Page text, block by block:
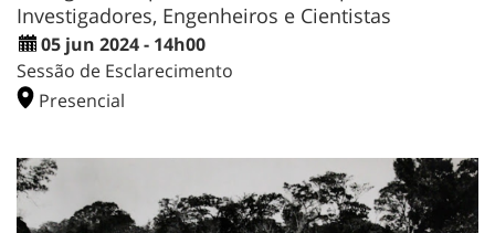
Investigadores, Engenheiros e Cientistas
05 jun 2024 - 14h00
Sessão de Esclarecimento
Presencial